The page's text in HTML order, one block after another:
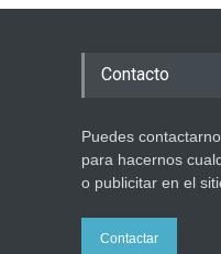
Contacto
Puedes
para hacernos
o publicitar en el
Contactar